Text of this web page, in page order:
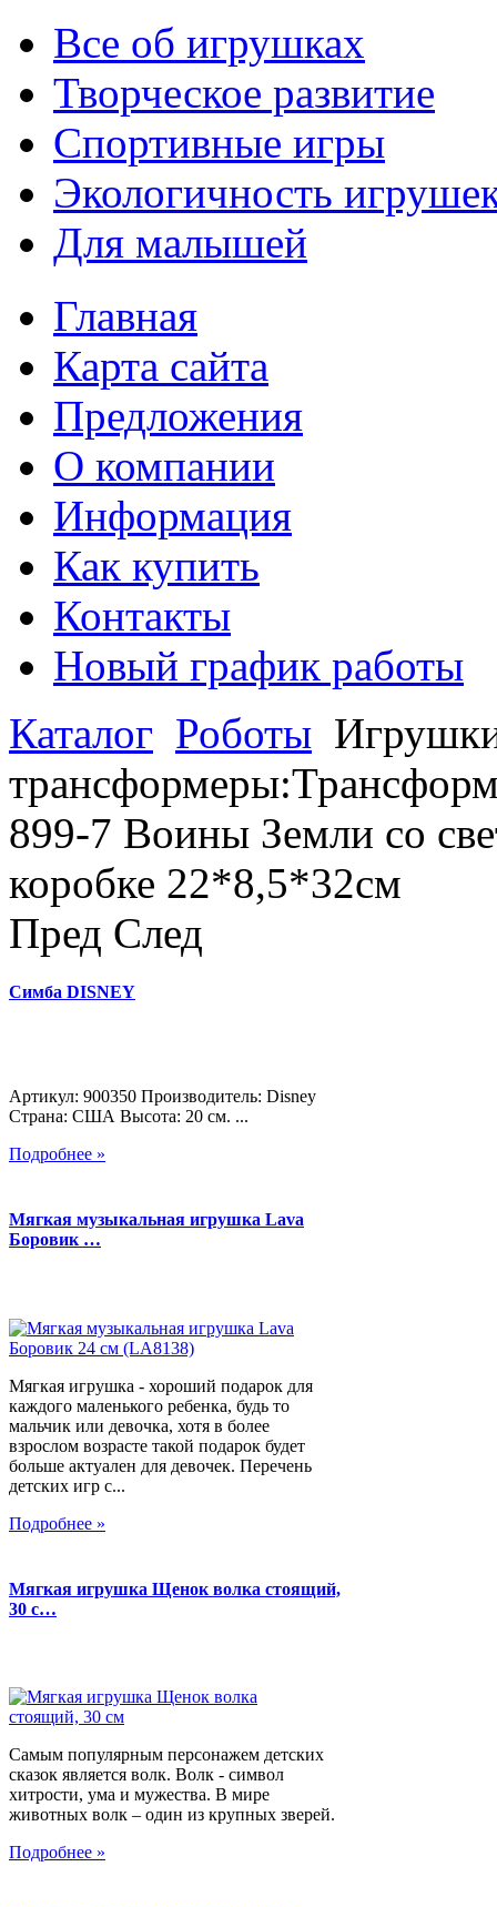
Все об игрушках
Творческое развитие
Спортивные игры
Экологичность
Для малышей
Главная
Карта сайта
Предложения
О компании
Информация
Как купить
Контакты
Новый график работы
Каталог Роботы
899-7 Воины Земли со
коробке 22*8,5*32см
Пред След
Симба DISNEY
Артикул: 900350 Производитель: Disney
Страна: США Высота: 20 см. ...
Подробнее »
Мягкая музыкальная игрушка Lava
Боровик …
Мягкая игрушка - хороший подарок для
каждого маленького ребенка, будь то
мальчик или девочка, хотя в более
взрослом возрасте такой подарок будет
больше актуален для девочек. Перечень
детских игр с...
Подробнее »
Мягкая игрушка Щенок волка стоящий,
30 с…
Самым популярным персонажем детских
сказок является волк. Волк - символ
хитрости, ума и мужества. В мире
животных волк – один из крупных зверей.
Подробнее »